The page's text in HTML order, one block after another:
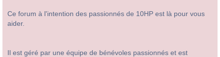
Ce forum à l'intention des passionnés de 10HP est là pour vous
aider.
Il est géré par une équipe de bénévoles passionnés et est